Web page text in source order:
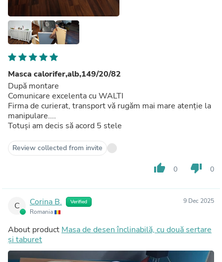
Masca calorifer,alb,149/20/82
După montare
Comunicare excelenta cu WALTI
Firma de curierat, transport vă rugăm mai mare atenție la
manipulare....
Totuși am decis să acord 5 stele
Review collected from invite
thumb_up 0 thumb_down 0
C Corina B. Verified
Romania
9 Dec 2025
About product Masa de desen înclinabilă, cu două sertare
și taburet